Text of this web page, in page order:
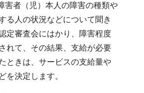
者（児）本人の障害の種類や
る人の状況などについて聞き
定審査会にはかり、障害程度
れて、その結果、支給が必要
ときは、サービスの支給量や
を決定します。